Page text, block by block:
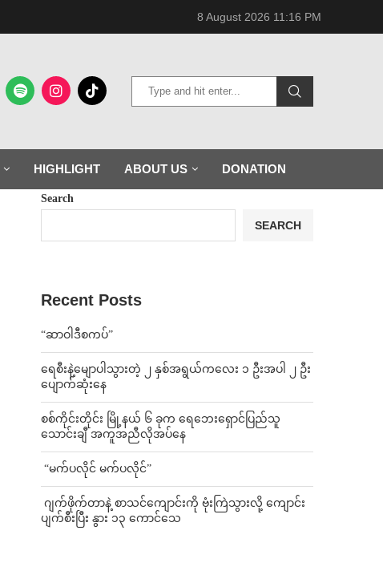
8 August 2026 11:16 PM
HIGHLIGHT ABOUT US DONATION
Search
SEARCH
Recent Posts
“ဆာဝါဒီစကပ်”
ရေစီးနဲ့မျောပါသွားတဲ့ ၂ နှစ်အရွယ်ကလေး ၁ ဦးအပါ ၂ ဦး
ပျောက်ဆုံးနေ
စစ်ကိုင်းတိုင်း မြို့နယ် ၆ ခုက ရေဘေးရှောင်ပြည်သူ
သောင်းချီ အကူအညီလိုအပ်နေ
⁨ ⁨“မက်ပလိုင် မက်ပလိုင်”
⁨⁩ ⁨ဂျက်ဖိုက်တာနဲ့ စာသင်ကျောင်းကို ဗုံးကြဲသွားလို့ ကျောင်း
ပျက်စီးပြီး နွား ၁၃ ကောင်သေ